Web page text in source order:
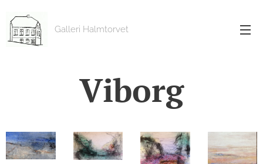
Galleri Halmtorvet
Viborg